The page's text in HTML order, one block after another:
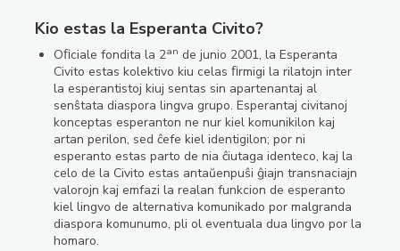
Kio estas la Esperanta Civito?
Oﬁciale fondita la 2an de junio 2001, la Esperanta
Civito estas kolektivo kiu celas ﬁrmigi la rilatojn inter
la esperantistoj kiuj sentas sin apartenantaj al
senŝtata diaspora lingva grupo. Esperantaj civitanoj
konceptas esperanton ne nur kiel komunikilon kaj
artan perilon, sed ĉefe kiel identigilon; por ni
esperanto estas parto de nia ĉiutaga identeco, kaj la
celo de la Civito estas antaŭenpuŝi ĝiajn transnaciajn
valorojn kaj emfazi la realan funkcion de esperanto
kiel lingvo de alternativa komunikado por malgranda
diaspora komunumo, pli ol eventuala dua lingvo por la
homaro.